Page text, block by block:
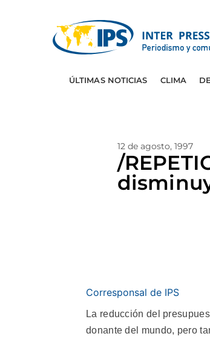
ÚLTIMAS NOTICIAS CLIMA
12 de agosto, 1997
/
Corresponsal de IPS
La reducción del
donante del mundo, pero